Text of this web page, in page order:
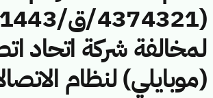
لمخالفة شركة اتحاد
(موبايلي) لنظام